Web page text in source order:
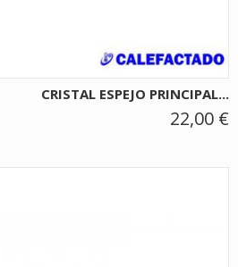
CRISTAL ESPEJO PRINCIPAL...
22,00 €